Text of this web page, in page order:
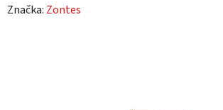
hodnocení
Značka: Zontes